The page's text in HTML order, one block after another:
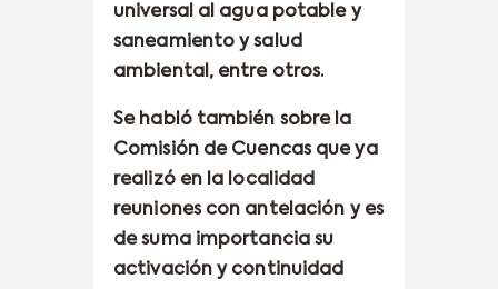
universal al agua potable y
saneamiento y salud
ambiental, entre otros.
Se habló también sobre la
Comisión de Cuencas que ya
realizó en la localidad
reuniones con antelación y es
de suma importancia su
activación y continuidad